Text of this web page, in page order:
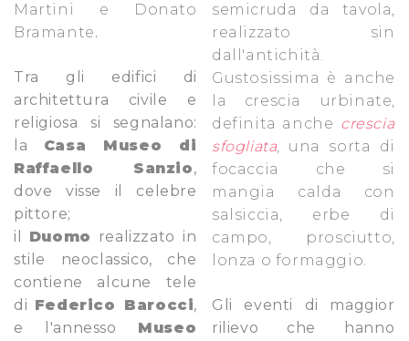
Martini
e
Donato
Bramante.
Tra gli edifici di
architettura civile e
religiosa si segnalano:
la Casa Museo di
Raffaello Sanzio,
dove visse il celebre
pittore;
il Duomo realizzato in
stile neoclassico, che
contiene alcune tele
di Federico Barocci,
e l'annesso Museo
semicruda da tavola,
realizzato sin
dall'antichità.
Gustosissima è anche
la
crescia urbinate,
definita anche crescia
sfogliata, una sorta di
focaccia che si
mangia calda con
salsiccia, erbe di
campo, prosciutto,
lonza o formaggio.
Gli eventi di maggior
rilievo che hanno